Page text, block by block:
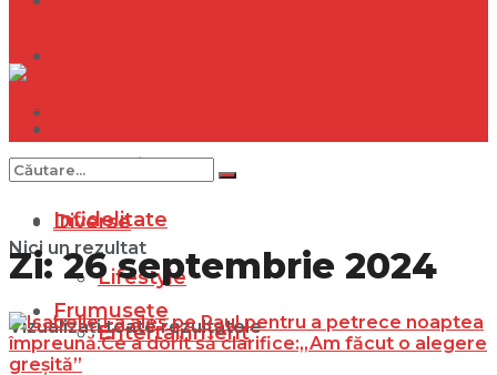
Internațional
Diverse
Lifestyle
Entertainment
Infidelitate
Frumusețe
Nici un rezultat
Vizualizați toate rezultatele
Zi:26 septembrie 2024